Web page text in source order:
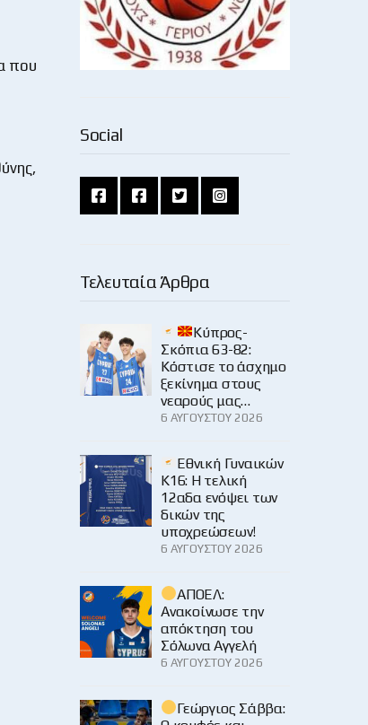
που
Social
Τελευταία Άρθρα
Κύπρος-
Σκόπια 63-82:
Κόστισε το άσχημο
ξεκίνημα στους
νεαρούς μας…
6 ΑΥΓΟΎΣΤΟΥ 2026
Εθνική Γυναικών
Κ16: Η τελική
12αδα ενόψει των
δικών της
υποχρεώσεων!
6 ΑΥΓΟΎΣΤΟΥ 2026
ΑΠΟΕΛ:
Ανακοίνωσε την
απόκτηση του
Σόλωνα Αγγελή
6 ΑΥΓΟΎΣΤΟΥ 2026
Γεώργιος Σάββα: